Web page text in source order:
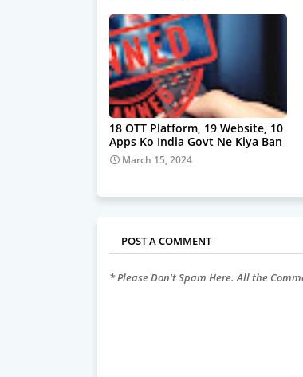
18 OTT Platform, 19 Website, 10
Apps Ko India Govt Ne Kiya Ban
March 15, 2024
POST A COMMENT
* Please Don't Spam Here. All the